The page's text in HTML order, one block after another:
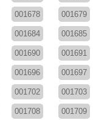
001678 001679
001684 001685
001690 001691
001696 001697
001702 001703
001708 001709